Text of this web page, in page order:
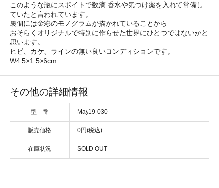
このような瓶にスポイトで数滴 香水や気つけ薬を入れて常備し
ていたと言われています。
裏側には金彩のモノグラムが描かれていることから
おそらくオリジナルで特別に作らせた世界にひとつではないかと
思います。
ヒビ、カケ、ラインの無い良いコンディションです。
W4.5×1.5×6cm
その他の詳細情報
型 番 May19-030
販売価格 0円(税込)
在庫状況 SOLD OUT